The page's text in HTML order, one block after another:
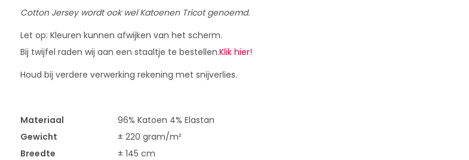
Cotton Jersey wordt ook wel Katoenen Tricot genoemd.
Let op: Kleuren kunnen afwijken van het scherm.
Bij twijfel raden wij aan een staaltje te bestellen.Klik hier!
Houd bij verdere verwerking rekening met snijverlies.
Materiaal
96% Katoen 4% Elastan
Gewicht
± 220 gram/m²
Breedte
± 145 cm